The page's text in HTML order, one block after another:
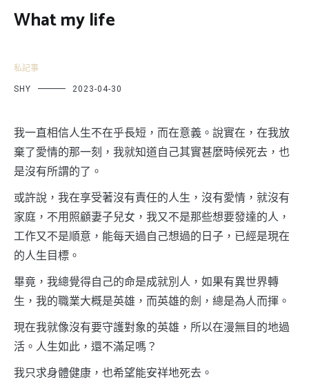
What my life
私記事
SHY 2023-04-30
我一直相信人生不在乎長短，而在意義。說實在，在我放
棄了愛情的那一刻，我就知道自己其實甚麼時候死去，也
是沒有所謂的了。
或許說，我在享受著沒有責任的人生，沒有愛情，就沒有
家庭，不用照顧妻子兒女，我又不是那些想要發達的人，
工作又不是順意，能每天過自己想過的日子，已經是現在
的人生目標。
畢竟，我總覺得自己的命是成就別人，如果有異世界轉
生，我的職業大概是英雄，而英雄的劍，總是為人而揮。
現在我就像沒有要守護對象的英雄，所以在漫無目的地過
活。人生如此，還不滿足嗎？
我只求身體健康，也希望能安祥地死去。